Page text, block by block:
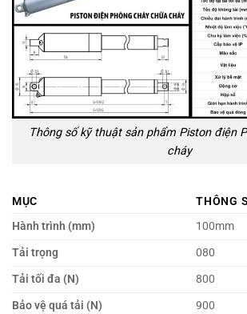
Thông số kỹ thuật sản phẩm Piston điện
cháy
MỤC
THÔNG
Hành trình (mm)
100mm
Tải trọng
080
Tải tối đa (N)
800
Bảo vệ quá tải (N)
900